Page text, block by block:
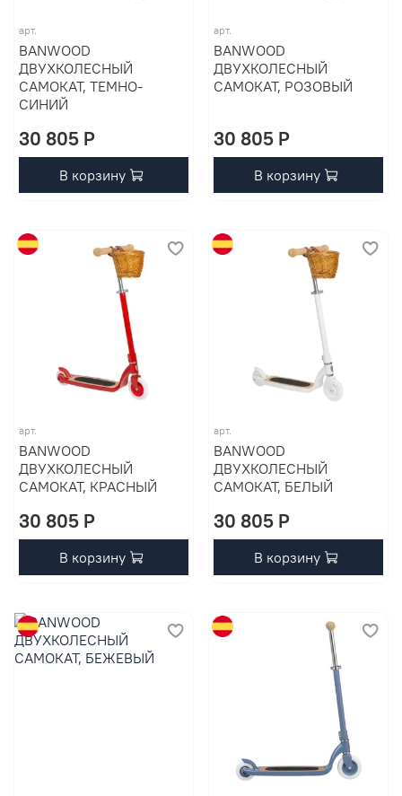
арт.
BANWOOD
ДВУХКОЛЕСНЫЙ
САМОКАТ, ТЕМНО-
СИНИЙ
30 805 P
В корзину
арт.
BANWOOD
ДВУХКОЛЕСНЫЙ
САМОКАТ, РОЗОВЫЙ
30 805 P
В корзину
арт.
BANWOOD
ДВУХКОЛЕСНЫЙ
САМОКАТ, КРАСНЫЙ
30 805 P
В корзину
арт.
BANWOOD
ДВУХКОЛЕСНЫЙ
САМОКАТ, БЕЛЫЙ
30 805 P
В корзину